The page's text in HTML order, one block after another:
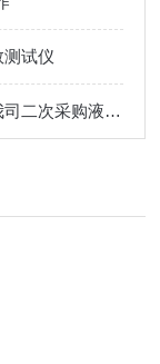
试仪
山东泰和水处理科技股份有限公司向我司二次采购液体介电常数测试仪